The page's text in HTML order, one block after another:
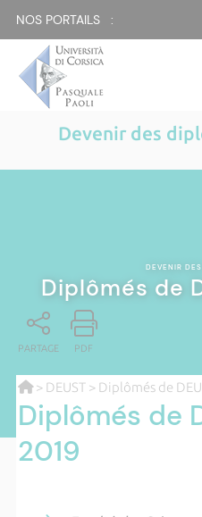
NOS PORTAILS :
Devenir des
DEVENIR
Diplômés de
PARTAGE PDF
> DEUST > Diplômés de
Diplômés de
2019